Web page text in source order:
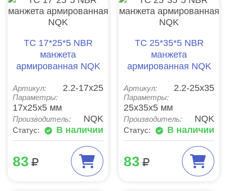
TC 17*25*5 NBR
манжета
армированная NQK
Артикул: 2.2-17х25
Параметры:
17x25x5 мм
Производитель: NQK
Статус: В наличии
83
TC 25*35*5 NBR
манжета
армированная NQK
Артикул: 2.2-25х35
Параметры:
25x35x5 мм
Производитель: NQK
Статус: В наличии
83